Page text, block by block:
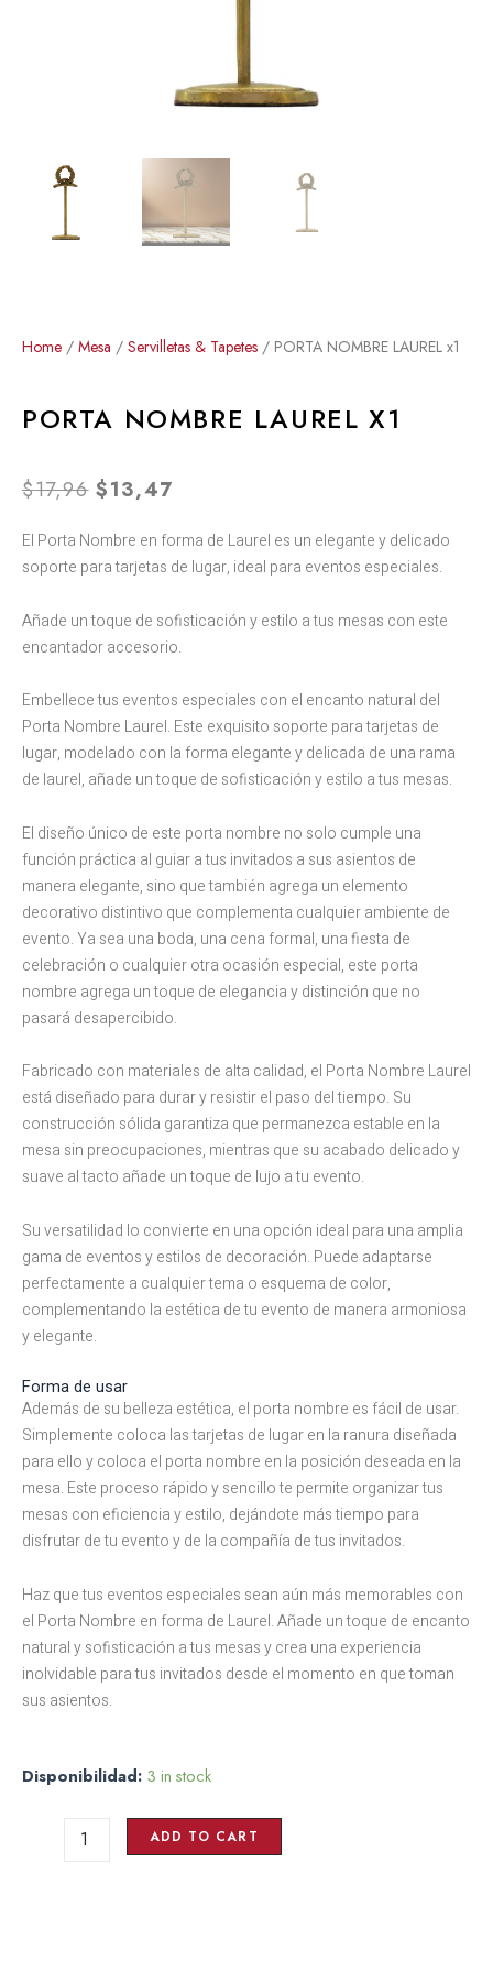
Home / Mesa / Servilletas & Tapetes / PORTA NOMBRE LAUREL x1
PORTA NOMBRE LAUREL X1
$17,96 ORIGINAL
WAS:
$17,96.
$13,47
IS:
$13,47.
El Porta Nombre en forma de Laurel es un elegante y delicado
soporte para tarjetas de lugar, ideal para eventos especiales.
Añade un toque de sofisticación y estilo a tus mesas con este
encantador accesorio.
Embellece tus eventos especiales con el encanto natural del
Porta Nombre Laurel. Este exquisito soporte para tarjetas de
lugar, modelado con la forma elegante y delicada de una rama
de laurel, añade un toque de sofisticación y estilo a tus mesas.
El diseño único de este porta nombre no solo cumple una
función práctica al guiar a tus invitados a sus asientos de
manera elegante, sino que también agrega un elemento
decorativo distintivo que complementa cualquier ambiente de
evento. Ya sea una boda, una cena formal, una fiesta de
celebración o cualquier otra ocasión especial, este porta
nombre agrega un toque de elegancia y distinción que no
pasará desapercibido.
Fabricado con materiales de alta calidad, el Porta Nombre Laurel
está diseñado para durar y resistir el paso del tiempo. Su
construcción sólida garantiza que permanezca estable en la
mesa sin preocupaciones, mientras que su acabado delicado y
suave al tacto añade un toque de lujo a tu evento.
Su versatilidad lo convierte en una opción ideal para una amplia
gama de eventos y estilos de decoración. Puede adaptarse
perfectamente a cualquier tema o esquema de color,
complementando la estética de tu evento de manera armoniosa
y elegante.
Forma de usar
Además de su belleza estética, el porta nombre es fácil de usar.
Simplemente coloca las tarjetas de lugar en la ranura diseñada
para ello y coloca el porta nombre en la posición deseada en la
mesa. Este proceso rápido y sencillo te permite organizar tus
mesas con eficiencia y estilo, dejándote más tiempo para
disfrutar de tu evento y de la compañía de tus invitados.
Haz que tus eventos especiales sean aún más memorables con
el Porta Nombre en forma de Laurel. Añade un toque de encanto
natural y sofisticación a tus mesas y crea una experiencia
inolvidable para tus invitados desde el momento en que toman
sus asientos.
Disponibilidad: 3 in stock
PORTA
ADD TO CART